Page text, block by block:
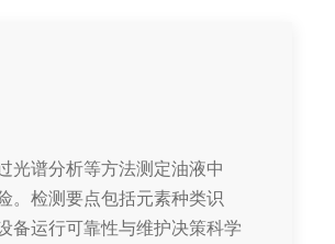
光谱分析等方法测定油液中
。检测要点包括元素种类识
备运行可靠性与维护决策科学